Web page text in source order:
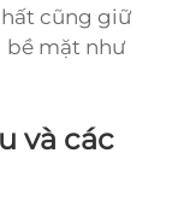
cũng giữ
bề mặt như
và các